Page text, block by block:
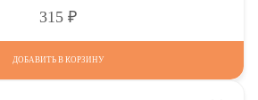
315
ДОБАВИТЬ В КОРЗИНУ